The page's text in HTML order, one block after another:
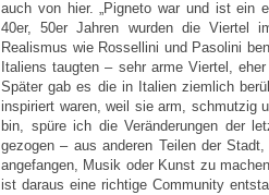
auch von hier. „Pigneto war und ist ein
40er, 50er Jahren wurden die Viertel
Realismus wie Rossellini und Pasolini
Italiens taugten – sehr arme Viertel,
Später gab es die in Italien ziemlich
inspiriert waren, weil sie arm, schmutzig
bin, spüre ich die Veränderungen der
gezogen – aus anderen Teilen der
angefangen, Musik oder Kunst zu
ist daraus eine richtige Community